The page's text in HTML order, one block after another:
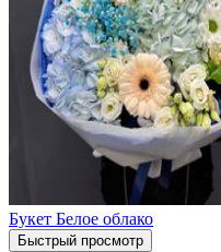
Букет Белое облако
Быстрый просмотр